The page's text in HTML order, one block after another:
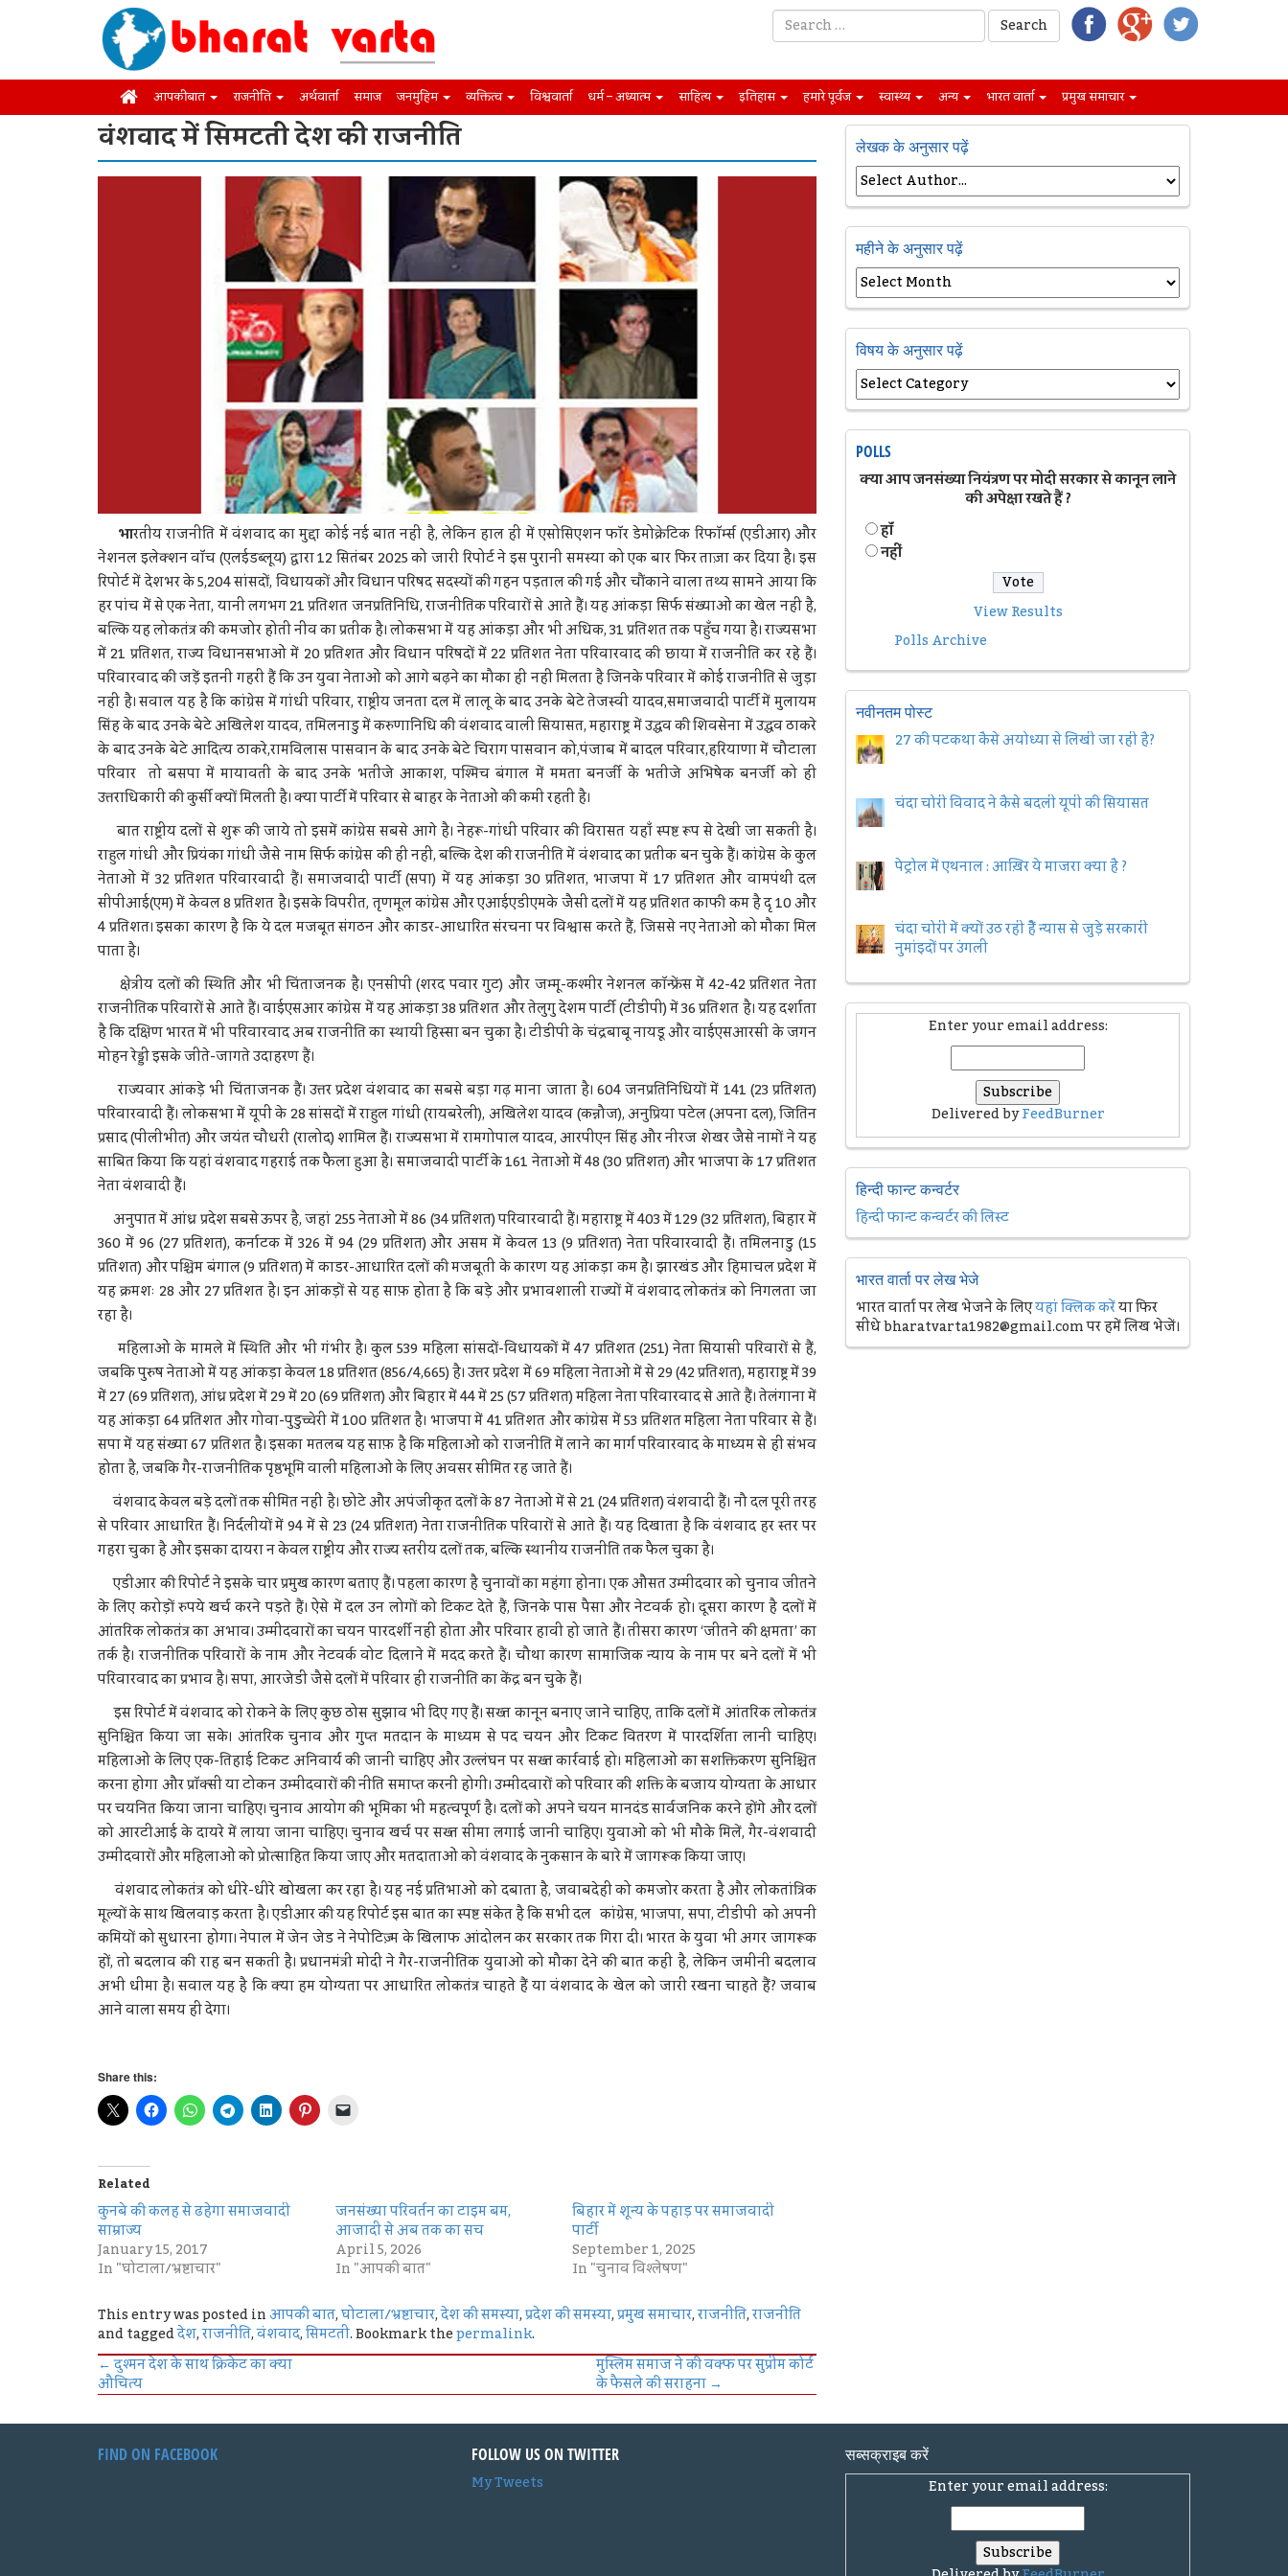
आपकी बात राजनीति अर्थवार्ता समाज जनमुहिम व्यक्तित्व विश्ववार्ता धर्म – अध्यात्म साहित्य इतिहास हमारे पूर्वज स्वास्थ्य अन्य भारत वार्ता प्रमुख समाचार
वंशवाद में सिमटती देश की राजनीति
भारतीय राजनीति में वंशवाद का मुद्दा कोई नई बात नहीं है, लेकिन हाल ही में एसोसिएशन फॉर डेमोक्रेटिक रिफॉर्म्स (एडीआर) और
नेशनल इलेक्शन वॉच (एलईडब्लूय) द्वारा 12 सितंबर 2025 को जारी रिपोर्ट ने इस पुरानी समस्या को एक बार फिर ताज़ा कर दिया है। इस
रिपोर्ट में देशभर के 5,204 सांसदों, विधायकों और विधान परिषद सदस्यों की गहन पड़ताल की गई और चौंकाने वाला तथ्य सामने आया कि
हर पांच में से एक नेता, यानी लगभग 21 प्रतिशत जनप्रतिनिधि, राजनीतिक परिवारों से आते हैं। यह आंकड़ा सिर्फ संख्याओं का खेल नहीं है,
बल्कि यह लोकतंत्र की कमजोर होती नींव का प्रतीक है। लोकसभा में यह आंकड़ा और भी अधिक, 31 प्रतिशत तक पहुँच गया है। राज्यसभा
में 21 प्रतिशत, राज्य विधानसभाओं में 20 प्रतिशत और विधान परिषदों में 22 प्रतिशत नेता परिवारवाद की छाया में राजनीति कर रहे हैं।
परिवारवाद की जड़ें इतनी गहरी हैं कि उन युवा नेताओं को आगे बढ़ने का मौका ही नहीं मिलता है जिनके परिवार में कोई राजनीति से जुड़ा
नहीं है। सवाल यह है कि कांग्रेस में गांधी परिवार, राष्ट्रीय जनता दल में लालू के बाद उनके बेटे तेजस्वी यादव,समाजवादी पार्टी में मुलायम
सिंह के बाद उनके बेटे अखिलेश यादव, तमिलनाडु में करुणानिधि की वंशवाद वाली सियासत, महाराष्ट्र में उद्धव की शिवसेना में उद्धव ठाकरे
के बाद उनके बेटे आदित्य ठाकरे,रामविलास पासवान के बाद उनके बेटे चिराग पासवान को,पंजाब में बादल परिवार,हरियाणा में चौटाला
परिवार तो बसपा में मायावती के बाद उनके भतीजे आकाश, पश्मिच बंगाल में ममता बनर्जी के भतीजे अभिषेक बनर्जी को ही
उत्तराधिकारी की कुर्सी क्यों मिलती है। क्या पार्टी में परिवार से बाहर के नेताओं की कमी रहती है।
बात राष्ट्रीय दलों से शुरू की जाये तो इसमें कांग्रेस सबसे आगे है। नेहरू-गांधी परिवार की विरासत यहाँ स्पष्ट रूप से देखी जा सकती है।
राहुल गांधी और प्रियंका गांधी जैसे नाम सिर्फ कांग्रेस की ही नहीं, बल्कि देश की राजनीति में वंशवाद का प्रतीक बन चुके हैं। कांग्रेस के कुल
नेताओं में 32 प्रतिशत परिवारवादी हैं। समाजवादी पार्टी (सपा) में यह आंकड़ा 30 प्रतिशत, भाजपा में 17 प्रतिशत और वामपंथी दल
सीपीआई(एम) में केवल 8 प्रतिशत है। इसके विपरीत, तृणमूल कांग्रेस और एआईएडीएमके जैसी दलों में यह प्रतिशत काफी कम है दृ 10 और
4 प्रतिशत। इसका कारण है कि ये दल मजबूत संगठन और काडर-आधारित संरचना पर विश्वास करते हैं, जिससे नए नेताओं को मौका मिल
पाता है।
क्षेत्रीय दलों की स्थिति और भी चिंताजनक है। एनसीपी (शरद पवार गुट) और जम्मू-कश्मीर नेशनल कॉन्फ्रेंस में 42-42 प्रतिशत नेता
राजनीतिक परिवारों से आते हैं। वाईएसआर कांग्रेस में यह आंकड़ा 38 प्रतिशत और तेलुगु देशम पार्टी (टीडीपी) में 36 प्रतिशत है। यह दर्शाता
है कि दक्षिण भारत में भी परिवारवाद अब राजनीति का स्थायी हिस्सा बन चुका है। टीडीपी के चंद्रबाबू नायडू और वाईएसआरसी के जगन
मोहन रेड्डी इसके जीते-जागते उदाहरण हैं।
राज्यवार आंकड़े भी चिंताजनक हैं। उत्तर प्रदेश वंशवाद का सबसे बड़ा गढ़ माना जाता है। 604 जनप्रतिनिधियों में 141 (23 प्रतिशत)
परिवारवादी हैं। लोकसभा में यूपी के 28 सांसदों में राहुल गांधी (रायबरेली), अखिलेश यादव (कन्नौज), अनुप्रिया पटेल (अपना दल), जितिन
प्रसाद (पीलीभीत) और जयंत चौधरी (रालोद) शामिल हैं। राज्यसभा में रामगोपाल यादव, आरपीएन सिंह और नीरज शेखर जैसे नामों ने यह
साबित किया कि यहां वंशवाद गहराई तक फैला हुआ है। समाजवादी पार्टी के 161 नेताओं में 48 (30 प्रतिशत) और भाजपा के 17 प्रतिशत
नेता वंशवादी हैं।
अनुपात में आंध्र प्रदेश सबसे ऊपर है, जहां 255 नेताओं में 86 (34 प्रतिशत) परिवारवादी हैं। महाराष्ट्र में 403 में 129 (32 प्रतिशत), बिहार में
360 में 96 (27 प्रतिशत), कर्नाटक में 326 में 94 (29 प्रतिशत) और असम में केवल 13 (9 प्रतिशत) नेता परिवारवादी हैं। तमिलनाडु (15
प्रतिशत) और पश्चिम बंगाल (9 प्रतिशत) में काडर-आधारित दलों की मजबूती के कारण यह आंकड़ा कम है। झारखंड और हिमाचल प्रदेश में
यह क्रमशः 28 और 27 प्रतिशत है। इन आंकड़ों से यह साफ़ होता है कि बड़े और प्रभावशाली राज्यों में वंशवाद लोकतंत्र को निगलता जा
रहा है।
महिलाओं के मामले में स्थिति और भी गंभीर है। कुल 539 महिला सांसदों-विधायकों में 47 प्रतिशत (251) नेता सियासी परिवारों से हैं,
जबकि पुरुष नेताओं में यह आंकड़ा केवल 18 प्रतिशत (856/4,665) है। उत्तर प्रदेश में 69 महिला नेताओं में से 29 (42 प्रतिशत), महाराष्ट्र में 39
में 27 (69 प्रतिशत), आंध्र प्रदेश में 29 में 20 (69 प्रतिशत) और बिहार में 44 में 25 (57 प्रतिशत) महिला नेता परिवारवाद से आते हैं। तेलंगाना में
यह आंकड़ा 64 प्रतिशत और गोवा-पुडुच्चेरी में 100 प्रतिशत है। भाजपा में 41 प्रतिशत और कांग्रेस में 53 प्रतिशत महिला नेता परिवार से हैं।
सपा में यह संख्या 67 प्रतिशत है। इसका मतलब यह साफ़ है कि महिलाओं को राजनीति में लाने का मार्ग परिवारवाद के माध्यम से ही संभव
होता है, जबकि गैर-राजनीतिक पृष्ठभूमि वाली महिलाओं के लिए अवसर सीमित रह जाते हैं।
वंशवाद केवल बड़े दलों तक सीमित नहीं है। छोटे और अपंजीकृत दलों के 87 नेताओं में से 21 (24 प्रतिशत) वंशवादी हैं। नौ दल पूरी तरह
से परिवार आधारित हैं। निर्दलीयों में 94 में से 23 (24 प्रतिशत) नेता राजनीतिक परिवारों से आते हैं। यह दिखाता है कि वंशवाद हर स्तर पर
गहरा चुका है और इसका दायरा न केवल राष्ट्रीय और राज्य स्तरीय दलों तक, बल्कि स्थानीय राजनीति तक फैल चुका है।
एडीआर की रिपोर्ट ने इसके चार प्रमुख कारण बताए हैं। पहला कारण है चुनावों का महंगा होना। एक औसत उम्मीदवार को चुनाव जीतने
के लिए करोड़ों रुपये खर्च करने पड़ते हैं। ऐसे में दल उन लोगों को टिकट देते हैं, जिनके पास पैसा और नेटवर्क हो। दूसरा कारण है दलों में
आंतरिक लोकतंत्र का अभाव। उम्मीदवारों का चयन पारदर्शी नहीं होता और परिवार हावी हो जाते हैं। तीसरा कारण ‘जीतने की क्षमता’ का
तर्क है। राजनीतिक परिवारों के नाम और नेटवर्क वोट दिलाने में मदद करते हैं। चौथा कारण सामाजिक न्याय के नाम पर बने दलों में भी
परिवारवाद का प्रभाव है। सपा, आरजेडी जैसे दलों में परिवार ही राजनीति का केंद्र बन चुके हैं।
इस रिपोर्ट में वंशवाद को रोकने के लिए कुछ ठोस सुझाव भी दिए गए हैं। सख्त कानून बनाए जाने चाहिए, ताकि दलों में आंतरिक लोकतंत्र
सुनिश्चित किया जा सके। आंतरिक चुनाव और गुप्त मतदान के माध्यम से पद चयन और टिकट वितरण में पारदर्शिता लानी चाहिए।
महिलाओं के लिए एक-तिहाई टिकट अनिवार्य की जानी चाहिए और उल्लंघन पर सख्त कार्रवाई हो। महिलाओं का सशक्तिकरण सुनिश्चित
करना होगा और प्रॉक्सी या टोकन उम्मीदवारों की नीति समाप्त करनी होगी। उम्मीदवारों को परिवार की शक्ति के बजाय योग्यता के आधार
पर चयनित किया जाना चाहिए। चुनाव आयोग की भूमिका भी महत्वपूर्ण है। दलों को अपने चयन मानदंड सार्वजनिक करने होंगे और दलों
को आरटीआई के दायरे में लाया जाना चाहिए। चुनाव खर्च पर सख्त सीमा लगाई जानी चाहिए। युवाओं को भी मौके मिलें, गैर-वंशवादी
उम्मीदवारों और महिलाओं को प्रोत्साहित किया जाए और मतदाताओं को वंशवाद के नुकसान के बारे में जागरूक किया जाए।
वंशवाद लोकतंत्र को धीरे-धीरे खोखला कर रहा है। यह नई प्रतिभाओं को दबाता है, जवाबदेही को कमजोर करता है और लोकतांत्रिक
मूल्यों के साथ खिलवाड़ करता है। एडीआर की यह रिपोर्ट इस बात का स्पष्ट संकेत है कि सभी दल कांग्रेस, भाजपा, सपा, टीडीपी को अपनी
कमियों को सुधारना होगा। नेपाल में जेन जेड ने नेपोटिज़्म के खिलाफ आंदोलन कर सरकार तक गिरा दी। भारत के युवा भी अगर जागरूक
हों, तो बदलाव की राह बन सकती है। प्रधानमंत्री मोदी ने गैर-राजनीतिक युवाओं को मौका देने की बात कही है, लेकिन जमीनी बदलाव
अभी धीमा है। सवाल यह है कि क्या हम योग्यता पर आधारित लोकतंत्र चाहते हैं या वंशवाद के खेल को जारी रखना चाहते हैं? जवाब
आने वाला समय ही देगा।
Share this:
Related
कुनबे की कलह से ढहेगा समाजवादी
साम्राज्य
January 15, 2017
In "घोटाला/भ्रष्टाचार"
जनसंख्या परिवर्तन का टाइम बम,
आजादी से अब तक का सच
April 5, 2026
In "आपकी बात"
बिहार में शून्य के पहाड़ पर समाजवादी
पार्टी
September 1, 2025
In "चुनाव विश्लेषण"
This entry was posted inआपकी बात,घोटाला/भ्रष्टाचार,देश की समस्या,प्रदेश की समस्या,प्रमुख समाचार,राजनीति,राजनीति
and taggedदेश,राजनीति,वंशवाद,सिमटती. Bookmark thepermalink.
←दुश्मन देश के साथ क्रिकेट का क्या
औचित्य
मुस्लिम समाज ने की वक्फ पर सुप्रीम कोर्ट
के फैसले की सराहना→
लेखक के अनुसार पढ़ें
महीने के अनुसार पढ़ें
विषय के अनुसार पढ़ें
POLLS
क्या आप जनसंख्या नियंत्रण पर मोदी सरकार से कानून लाने
की अपेक्षा रखते हैं ?
हॉं
नहीं
View Results
Polls Archive
नवीनतम पोस्ट
27 की पटकथा कैसे अयोध्या से लिखी जा रही है?
चंदा चोरी विवाद ने कैसे बदली यूपी की सियासत
पेट्रोल में एथनाल : आख़िर ये माजरा क्या है ?
चंदा चोरी में क्यों उठ रही हैैं न्यास से जुड़े सरकारी
नुमांइदों पर उंगली
Enter your email address:
Delivered byFeedBurner
हिन्दी फान्ट कन्वर्टर
हिन्दी फान्ट कन्वर्टर की लिस्ट
भारत वार्ता पर लेख भेजे
भारत वार्ता पर लेख भेजने के लिएयहां क्लिक करेंया फिर
सीधे bharatvarta1982@gmail.com पर हमें लिख भेजें।
FIND ON FACEBOOK FOLLOW US ON TWITTER
My Tweets
सब्सक्राइब करें
Enter your email address: